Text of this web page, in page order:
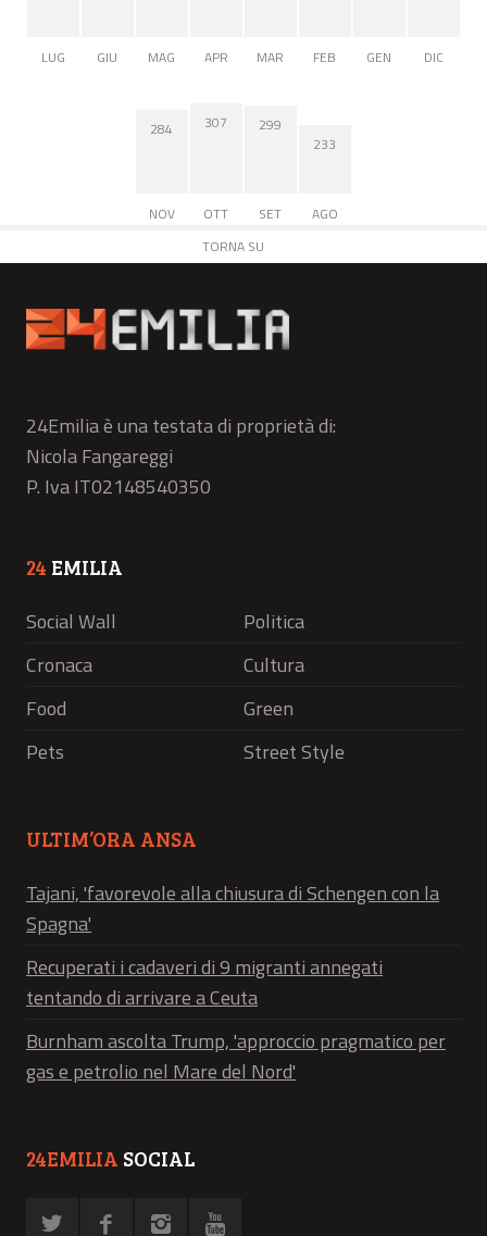
LUG GIU MAG APR MAR FEB GEN DIC
284
NOV
307
OTT
299
SET
233
AGO
TORNA SU
24Emilia è una testata di proprietà di:
Nicola Fangareggi
P. Iva IT02148540350
24 EMILIA
Social Wall
Politica
Cronaca
Cultura
Food
Green
Pets
Street Style
ULTIM’ORA ANSA
Tajani, 'favorevole alla chiusura di Schengen con la
Spagna'
Recuperati i cadaveri di 9 migranti annegati
tentando di arrivare a Ceuta
Burnham ascolta Trump, 'approccio pragmatico per
gas e petrolio nel Mare del Nord'
24EMILIA SOCIAL